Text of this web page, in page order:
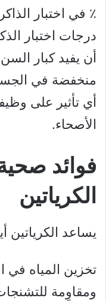
درجات اختبار
أن يفيد كبار
منخفضة في
أي تأثير على
الأصحاء.
فوائد
الكرياتين
يساعد الكرياتين
تخزين المياه في
ومقاوِمة